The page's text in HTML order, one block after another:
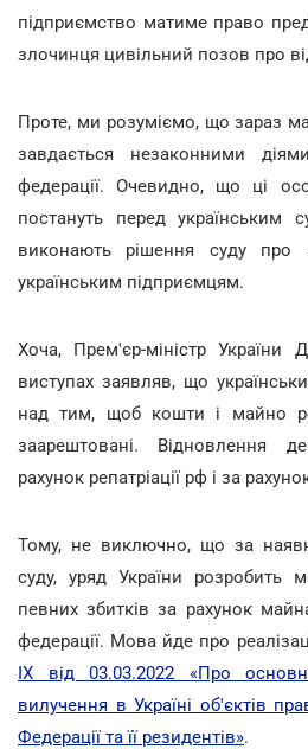
підприємство матиме право
злочинця цивільний позов про
Проте, ми розуміємо, що зараз
завдається незаконними
федерації. Очевидно, що ці
постануть перед
виконають рішення суду про
українським підприємцям.
Хоча, Прем'єр-міністр
виступах заявляв, що
над тим, щоб кошти і майно
заарештовані. Відновлення
рахунок репатріації рф і за
Тому, не виключно, що за
суду, уряд України розробить
певних збитків за рахунок
федерації. Мова йде про
IX від 03.03.2022 «Про
вилучення в Україні об'єктів
Федерації та її резидентів».